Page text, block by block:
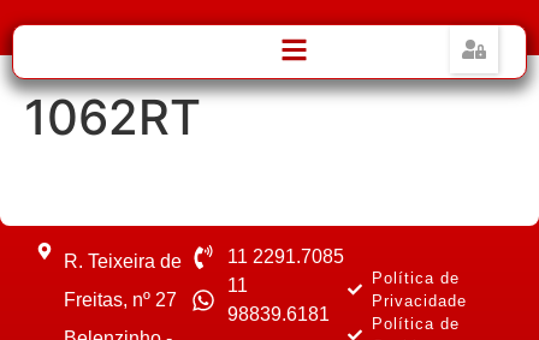
1062RT
R. Teixeira de
Freitas, nº 27
11 2291.7085
11
98839.6181
Política de
Privacidade
Política de